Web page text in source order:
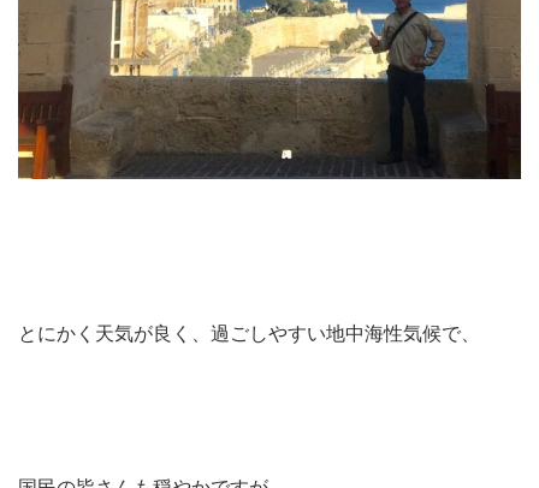
とにかく天気が良く、過ごしやすい地中海性気候で、